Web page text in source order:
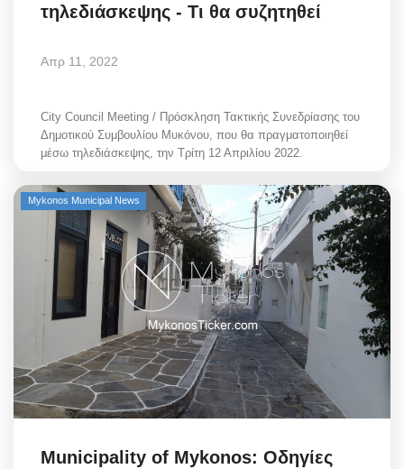
τηλεδιάσκεψης - Τι θα συζητηθεί
Απρ 11, 2022
City Council Meeting / Πρόσκληση Τακτικής Συνεδρίασης του
Δημοτικού Συμβουλίου Μυκόνου, που θα πραγματοποιηθεί
μέσω τηλεδιάσκεψης, την Τρίτη 12 Απριλίου 2022.
Mykonos Municipal News
Municipality of Mykonos: Οδηγίες